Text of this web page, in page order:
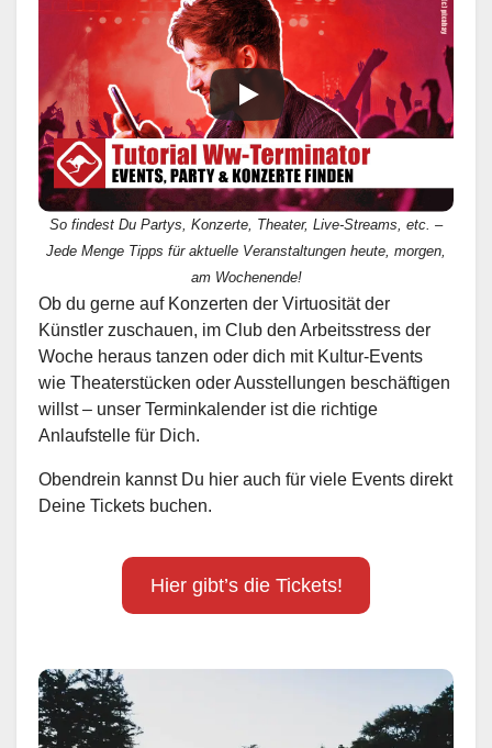
So findest Du Partys, Konzerte, Theater, Live-Streams, etc. –
Jede Menge Tipps für aktuelle Veranstaltungen heute, morgen,
am Wochenende!
Ob du gerne auf Konzerten der Virtuosität der
Künstler zuschauen, im Club den Arbeitsstress der
Woche heraus tanzen oder dich mit Kultur-Events
wie Theaterstücken oder Ausstellungen beschäftigen
willst – unser Terminkalender ist die richtige
Anlaufstelle für Dich.
Obendrein kannst Du hier auch für viele Events direkt
Deine Tickets buchen.
Hier gibt’s die Tickets!